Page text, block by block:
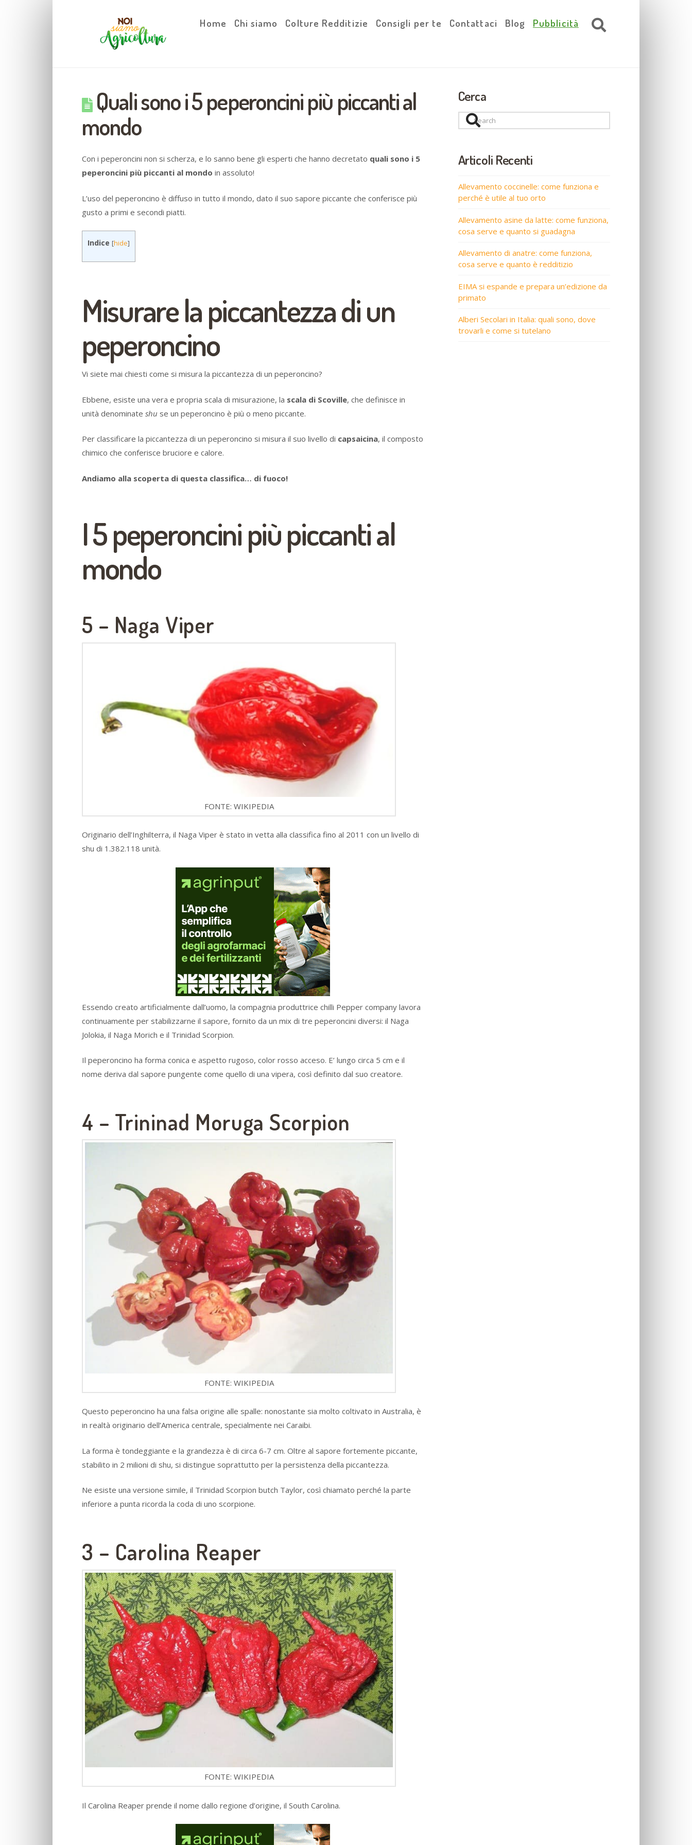
Home Chi siamo Colture Redditizie Consigli per te Contattaci Blog Pubblicità
Quali sono i 5 peperoncini più piccanti al
mondo
Con i peperoncini non si scherza, e lo sanno bene gli esperti che hanno decretato quali sono i 5
peperoncini più piccanti al mondo in assoluto!
L’uso del peperoncino è diffuso in tutto il mondo, dato il suo sapore piccante che conferisce più
gusto a primi e secondi piatti.
Indice [hide]
Misurare la piccantezza di un
peperoncino
Vi siete mai chiesti come si misura la piccantezza di un peperoncino?
Ebbene, esiste una vera e propria scala di misurazione, la scala di Scoville, che definisce in
unità denominate shu se un peperoncino è più o meno piccante.
Per classificare la piccantezza di un peperoncino si misura il suo livello di capsaicina, il composto
chimico che conferisce bruciore e calore.
Andiamo alla scoperta di questa classifica… di fuoco!
I 5 peperoncini più piccanti al
mondo
5 – Naga Viper
FONTE: WIKIPEDIA
Originario dell’Inghilterra, il Naga Viper è stato in vetta alla classifica fino al 2011 con un livello di
shu di 1.382.118 unità.
Essendo creato artificialmente dall’uomo, la compagnia produttrice chilli Pepper company lavora
continuamente per stabilizzarne il sapore, fornito da un mix di tre peperoncini diversi: il Naga
Jolokia, il Naga Morich e il Trinidad Scorpion.
Il peperoncino ha forma conica e aspetto rugoso, color rosso acceso. E’ lungo circa 5 cm e il
nome deriva dal sapore pungente come quello di una vipera, così definito dal suo creatore.
4 – Trininad Moruga Scorpion
FONTE: WIKIPEDIA
Questo peperoncino ha una falsa origine alle spalle: nonostante sia molto coltivato in Australia, è
in realtà originario dell’America centrale, specialmente nei Caraibi.
La forma è tondeggiante e la grandezza è di circa 6-7 cm. Oltre al sapore fortemente piccante,
stabilito in 2 milioni di shu, si distingue soprattutto per la persistenza della piccantezza.
Ne esiste una versione simile, il Trinidad Scorpion butch Taylor, così chiamato perché la parte
inferiore a punta ricorda la coda di uno scorpione.
3 – Carolina Reaper
FONTE: WIKIPEDIA
Il Carolina Reaper prende il nome dallo regione d’origine, il South Carolina.
Cerca
Search
Articoli Recenti
Allevamento coccinelle: come funziona e
perché è utile al tuo orto
Allevamento asine da latte: come funziona,
cosa serve e quanto si guadagna
Allevamento di anatre: come funziona,
cosa serve e quanto è redditizio
EIMA si espande e prepara un’edizione da
primato
Alberi Secolari in Italia: quali sono, dove
trovarli e come si tutelano